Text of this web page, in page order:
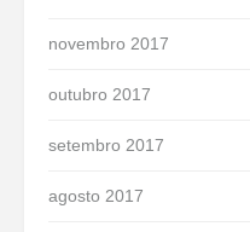
novembro 2017
outubro 2017
setembro 2017
agosto 2017